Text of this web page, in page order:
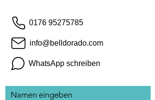
0176 95275785
info@belldorado.com
WhatsApp schreiben
Namen eingeben